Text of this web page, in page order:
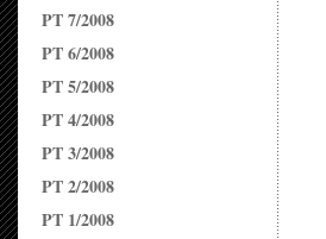
PT 7/2008
PT 6/2008
PT 5/2008
PT 4/2008
PT 3/2008
PT 2/2008
PT 1/2008